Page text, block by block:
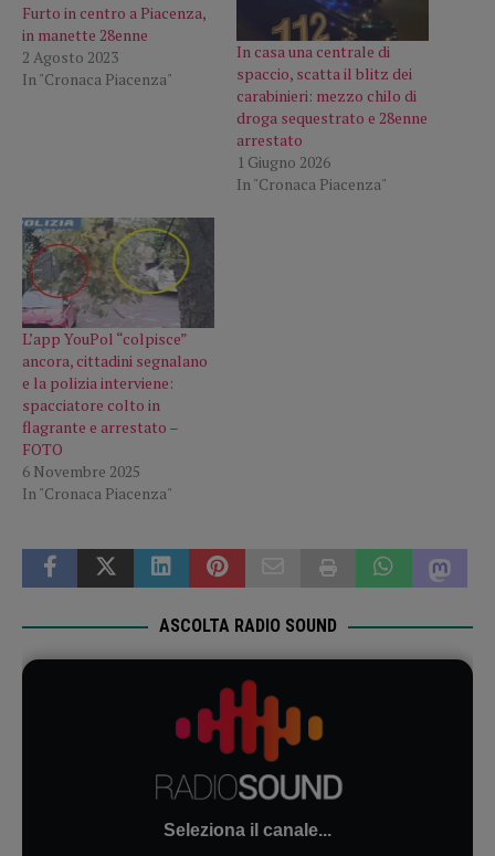
Furto in centro a Piacenza,
in manette 28enne
2 Agosto 2023
In "Cronaca Piacenza"
In casa una centrale di
spaccio, scatta il blitz dei
carabinieri: mezzo chilo di
droga sequestrato e 28enne
arrestato
1 Giugno 2026
In "Cronaca Piacenza"
L’app YouPol “colpisce”
ancora, cittadini segnalano
e la polizia interviene:
spacciatore colto in
flagrante e arrestato –
FOTO
6 Novembre 2025
In "Cronaca Piacenza"
ASCOLTA RADIO SOUND
Seleziona il canale...